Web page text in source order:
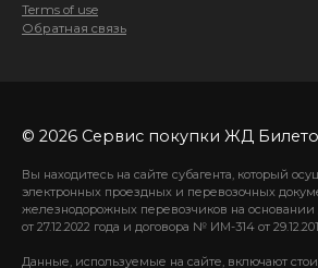
Terms of use
Обратная связь
© 2026 Сервис покупки ЖД
Вы находитесь на сайте субагента, который
электронных проездных и перевозочных
железнодорожных перевозчиков на
от 27.12.2022 года и договора № ИМ-314 от
Данные, используемые на сайте, включают